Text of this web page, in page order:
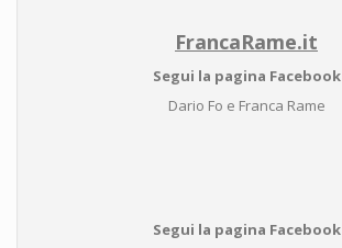
FrancaRame.it
Segui la pagina Facebook
Dario Fo e Franca Rame
Segui la pagina Facebook